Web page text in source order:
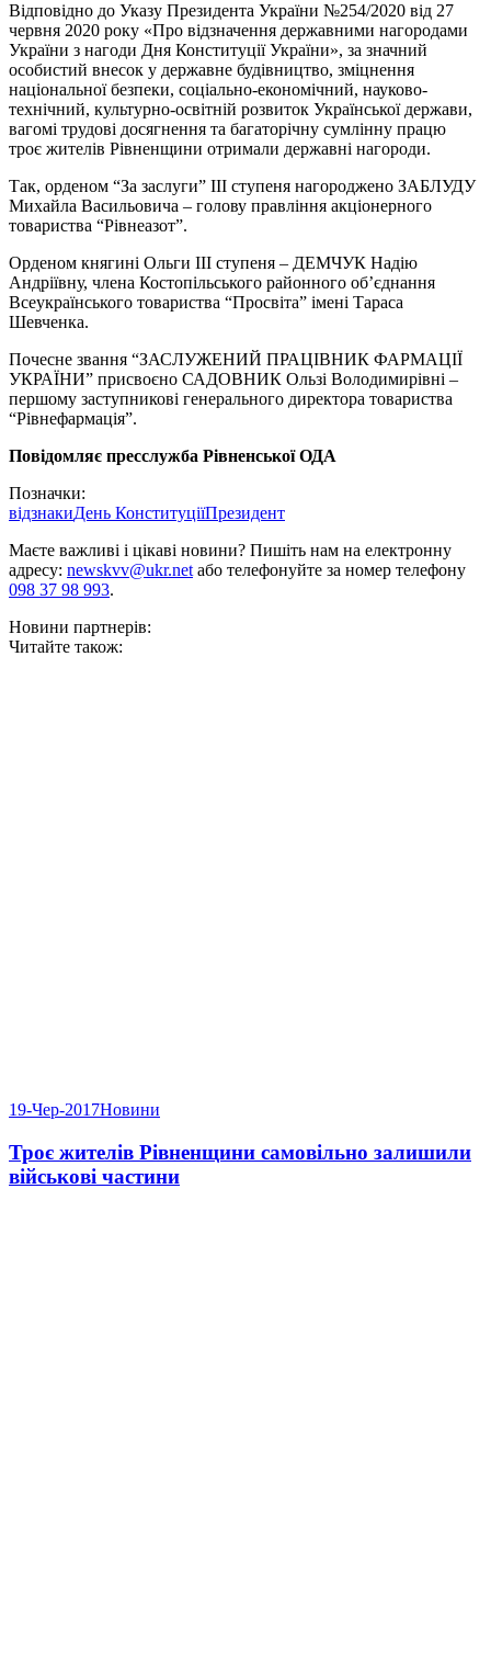
Відповідно до Указу Президента України №254/2020 від 27
червня 2020 року «Про відзначення державними нагородами
України з нагоди Дня Конституції України», за значний
особистий внесок у державне будівництво, зміцнення
національної безпеки, соціально-економічний, науково-
технічний, культурно-освітній розвиток Української держави,
вагомі трудові досягнення та багаторічну сумлінну працю
троє жителів Рівненщини отримали державні нагороди.
Так, орденом “За заслуги” ІІІ ступеня нагороджено ЗАБЛУДУ
Михайла Васильовича – голову правління акціонерного
товариства “Рівнеазот”.
Орденом княгині Ольги ІІІ ступеня – ДЕМЧУК Надію
Андріївну, члена Костопільського районного об’єднання
Всеукраїнського товариства “Просвіта” імені Тараса
Шевченка.
Почесне звання “ЗАСЛУЖЕНИЙ ПРАЦІВНИК ФАРМАЦІЇ
УКРАЇНИ” присвоєно САДОВНИК Ользі Володимирівні –
першому заступникові генерального директора товариства
“Рівнефармація”.
Повідомляє пресслужба Рівненської ОДА
Позначки:
відзнакиДень КонституціїПрезидент
Маєте важливі і цікаві новини? Пишіть нам на електронну
адресу: newskvv@ukr.netабо телефонуйте за номер телефону
098 37 98 993.
Новини партнерів:
Читайте також:
19-Чер-2017Новини
Троє жителів Рівненщини самовільно залишили
військові частини